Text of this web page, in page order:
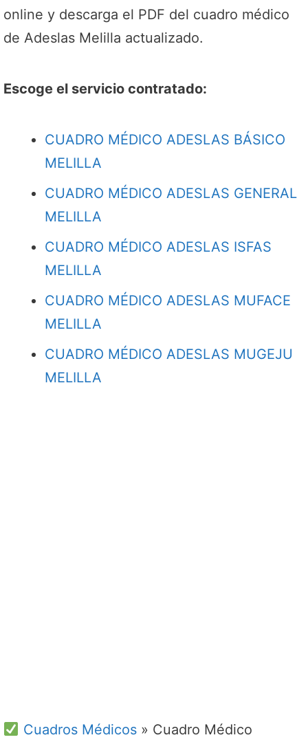
online y descarga el PDF del cuadro médico
de Adeslas Melilla actualizado.
Escoge el servicio contratado:
CUADRO MÉDICO ADESLAS BÁSICO
MELILLA
CUADRO MÉDICO ADESLAS GENERAL
MELILLA
CUADRO MÉDICO ADESLAS ISFAS
MELILLA
CUADRO MÉDICO ADESLAS MUFACE
MELILLA
CUADRO MÉDICO ADESLAS MUGEJU
MELILLA
Cuadros Médicos» Cuadro Médico